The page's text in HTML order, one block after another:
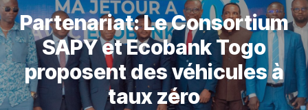
Partenariat: Le Consortium
SAPY et Ecobank Togo
proposent des véhicules à
taux zéro